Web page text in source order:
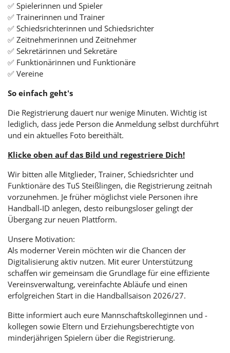
✅ Spielerinnen und Spieler
✅ Trainerinnen und Trainer
✅ Schiedsrichterinnen und Schiedsrichter
✅ Zeitnehmerinnen und Zeitnehmer
✅ Sekretärinnen und Sekretäre
✅ Funktionärinnen und Funktionäre
✅ Vereine
So einfach geht's
Die Registrierung dauert nur wenige Minuten. Wichtig ist
lediglich, dass jede Person die Anmeldung selbst durchführt
und ein aktuelles Foto bereithält.
Klicke oben auf das Bild und regestriere Dich!
Wir bitten alle Mitglieder, Trainer, Schiedsrichter und
Funktionäre des TuS Steißlingen, die Registrierung zeitnah
vorzunehmen. Je früher möglichst viele Personen ihre
Handball-ID anlegen, desto reibungsloser gelingt der
Übergang zur neuen Plattform.
Unsere Motivation:
Als moderner Verein möchten wir die Chancen der
Digitalisierung aktiv nutzen. Mit eurer Unterstützung
schaffen wir gemeinsam die Grundlage für eine effiziente
Vereinsverwaltung, vereinfachte Abläufe und einen
erfolgreichen Start in die Handballsaison 2026/27.
Bitte informiert auch eure Mannschaftskolleginnen und -
kollegen sowie Eltern und Erziehungsberechtigte von
minderjährigen Spielern über die Registrierung.